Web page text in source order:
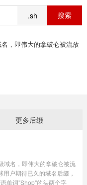
.sh
，即伟大的拿破仑被流放
更多后缀
域名，即伟大的拿破仑被流
户期待已久的域名后缀，
单词"Shop"的头两个字